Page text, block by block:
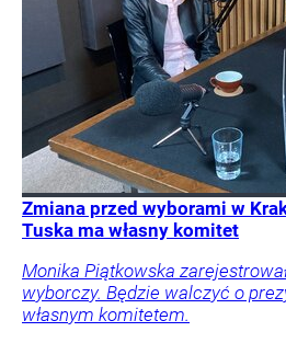
Zmiana przed wyborami w
Tuska ma własny komitet
Monika Piątkowska
wyborczy. Będzie walczyć o
własnym komitetem.